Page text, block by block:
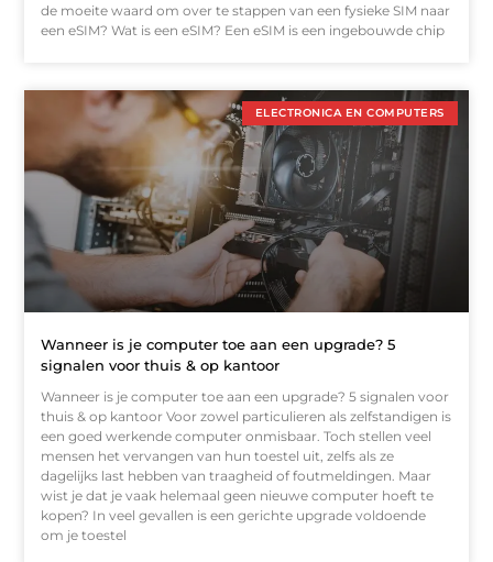
de moeite waard om over te stappen van een fysieke SIM naar
een eSIM? Wat is een eSIM? Een eSIM is een ingebouwde chip
ELECTRONICA EN COMPUTERS
Wanneer is je computer toe aan een upgrade? 5
signalen voor thuis & op kantoor
Wanneer is je computer toe aan een upgrade? 5 signalen voor
thuis & op kantoor Voor zowel particulieren als zelfstandigen is
een goed werkende computer onmisbaar. Toch stellen veel
mensen het vervangen van hun toestel uit, zelfs als ze
dagelijks last hebben van traagheid of foutmeldingen. Maar
wist je dat je vaak helemaal geen nieuwe computer hoeft te
kopen? In veel gevallen is een gerichte upgrade voldoende
om je toestel